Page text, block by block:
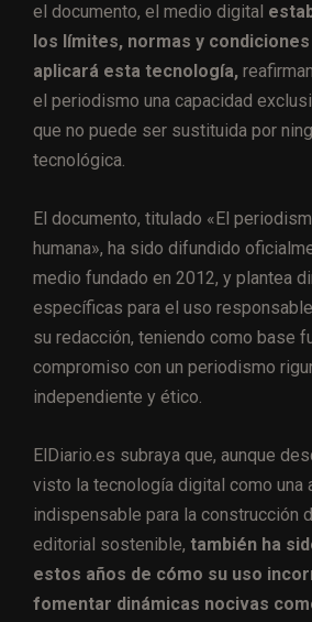
el documento, el medio digital
los límites, normas y
aplicará esta tecnología,
el periodismo una capacidad
que no puede ser sustituida por
tecnológica.
El documento, titulado «El
humana», ha sido difundido
medio fundado en 2012, y plantea
específicas para el uso
su redacción, teniendo como base
compromiso con un periodismo
independiente y ético.
ElDiario.es subraya que, aunque
visto la tecnología digital como una
indispensable para la construcción
editorial sostenible, también ha
estos años de cómo su uso
fomentar dinámicas nocivas